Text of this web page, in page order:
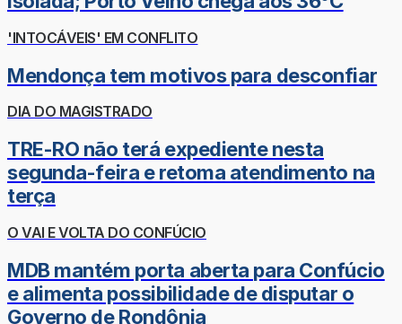
'INTOCÁVEIS' EM CONFLITO
Mendonça tem motivos para desconfiar
DIA DO MAGISTRADO
TRE-RO não terá expediente nesta
segunda-feira e retoma atendimento na
terça
O VAI E VOLTA DO CONFÚCIO
MDB mantém porta aberta para Confúcio
e alimenta possibilidade de disputar o
Governo de Rondônia